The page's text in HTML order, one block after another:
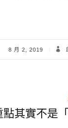
8 月 2, 2019
點其實不是